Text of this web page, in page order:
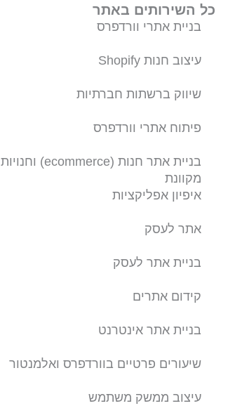
כל השירותים באתר
בניית אתרי וורדפרס
עיצוב חנות Shopify
שיווק ברשתות חברתיות
פיתוח אתרי וורדפרס
בניית אתר חנות (ecommerce) וחנויות
מקוונת
איפיון אפליקציות
אתר לעסק
בניית אתר לעסק
קידום אתרים
בניית אתר אינטרנט
שיעורים פרטיים בוורדפרס ואלמנטור
עיצוב ממשק משתמש